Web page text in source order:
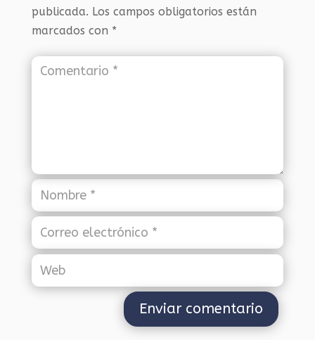
publicada. Los campos obligatorios están
marcados con *